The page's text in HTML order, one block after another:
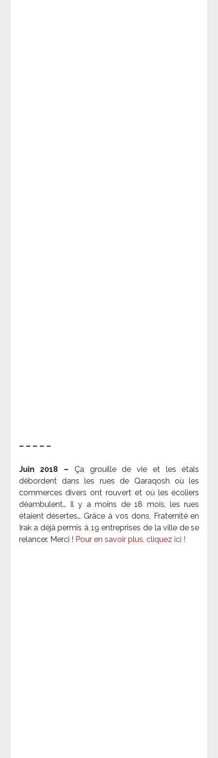
– – – – –
Juin 2018 – Ça grouille de vie et les étals
débordent dans les rues de Qaraqosh où les
commerces divers ont rouvert et où les écoliers
déambulent… Il y a moins de 18 mois, les rues
étaient désertes… Grâce à vos dons, Fraternité en
Irak a déjà permis à 19 entreprises de la ville de se
relancer. Merci ! Pour en savoir plus, cliquez ici !